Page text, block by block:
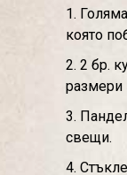
1.
която
2. 2 бр.
размери
3.
свещи.
4.